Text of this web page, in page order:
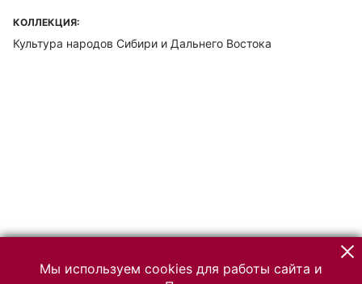
КОЛЛЕКЦИЯ:
Культура народов Сибири и Дальнего Востока
Мы используем cookies для работы сайта и